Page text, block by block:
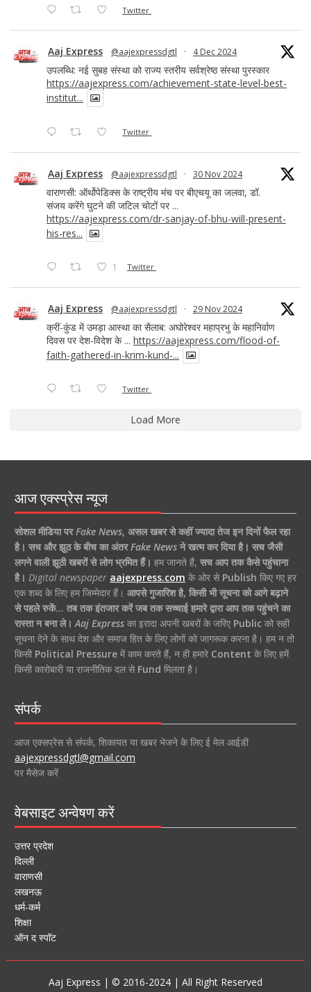
Twitter
Aaj Express @aajexpressdgtl · 4 Dec 2024
उपलब्धि: नई सुबह संस्था को राज्य स्तरीय सर्वश्रेष्ठ संस्था पुरस्कार
https://aajexpress.com/achievement-state-level-best-
institut...
Twitter
Aaj Express @aajexpressdgtl · 30 Nov 2024
वाराणसी: ऑर्थोपेडिक्स के राष्ट्रीय मंच पर बीएचयू का जलवा, डॉ.
संजय करेंगे घुटने की जटिल चोटों पर ...
https://aajexpress.com/dr-sanjay-of-bhu-will-present-
his-res...
1 Twitter
Aaj Express @aajexpressdgtl · 29 Nov 2024
क्रीं-कुंड में उमड़ा आस्था का सैलाब: अघोरेश्वर महाप्रभु के महानिर्वाण
दिवस पर देश-विदेश के ... https://aajexpress.com/flood-of-
faith-gathered-in-krim-kund-...
Twitter
Load More
आज एक्स्प्रेस न्यूज
सोशल मीडिया परFake News, असल खबर से कहीं ज्यादा तेज इन दिनों फैल रहा
है। सच और झूठ के बीच का अंतरFake Newsने खत्म कर दिया है। सच जैसी
लगने वाली झूठी खबरों से लोग भ्रमित हैं। हम जानते हैं, सच आप तक कैसे पहुंचाना
है। Digital newspaper aajexpress.com के ओर से Publish किए गए हर
एक शब्द के लिए हम जिम्मेदार हैं। आपसे गुजारिश है, किसी भी सूचना को आगे बढ़ाने
से पहले रुकें… तब तक इंतजार करें जब तक सच्चाई हमारे द्वारा आप तक पहुंचने का
रास्ता न बना ले। Aaj Expressका इरादा अपनी खबरों के जरिए Publicको सही
सूचना देने के साथ देश और समाज हित के लिए लोगों को जागरूक करना है। हम न तो
किसी Political Pressureमें काम करते हैं, न ही हमारे Content के लिए हमें
किसी कारोबारी या राजनीतिक दल से Fund मिलता है।
संपर्क
आज एक्सप्रेस से संपर्क, शिकायत या खबर भेजने के लिए ई मेल आईडी
aajexpressdgtl@gmail.com
पर मैसेज करें
वेबसाइट अन्वेषण करें
उत्तर प्रदेश
दिल्ली
वाराणसी
लखनऊ
धर्म-कर्म
शिक्षा
ऑन द स्पॉट
Aaj Express | © 2016-2024 | All Right Reserved